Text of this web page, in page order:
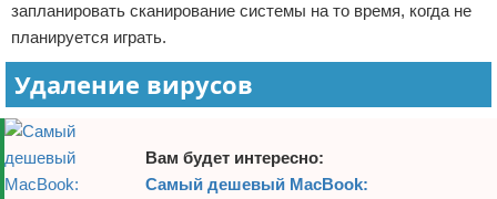
запланировать сканирование системы на то время, когда не
планируется играть.
Удаление вирусов
Вам будет интересно:
Самый дешевый MacBook: